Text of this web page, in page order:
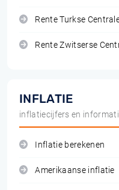
Rente Turkse
Rente Zwitserse
INFLATIE
inflatiecijfers en
Inflatie berekenen
Amerikaanse inflatie